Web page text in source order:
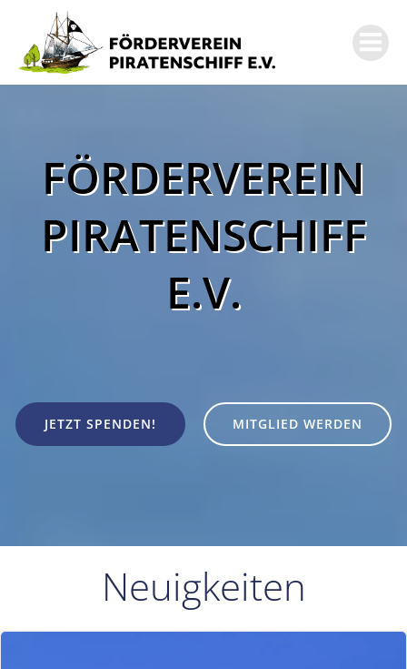
springen
FÖRDERVEREIN
PIRATENSCHIFF
E.V.
JETZT SPENDEN! MITGLIED WERDEN
Neuigkeiten